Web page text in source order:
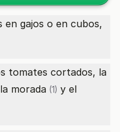
gajos o en cubos,
tomates cortados, la
morada (1) y el